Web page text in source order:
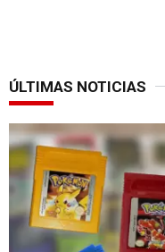
ÚLTIMAS NOTICIAS